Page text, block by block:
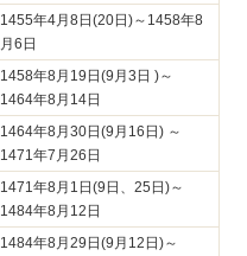
1455年4月8日(20日)～1458年8
月6日
1458年8月19日(9月3日 )～
1464年8月14日
1464年8月30日(9月16日) ～
1471年7月26日
1471年8月1日(9日、25日)～
1484年8月12日
1484年8月29日(9月12日)～